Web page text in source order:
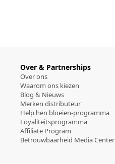
Over & Partnerships
Over ons
Waarom ons kiezen
Blog & Nieuws
Merken distributeur
Help hen bloeien-programma
Loyaliteitsprogramma
Affiliate Program
Betrouwbaarheid Media Center